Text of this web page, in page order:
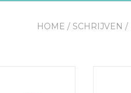
HOME / SCHRIJVEN /